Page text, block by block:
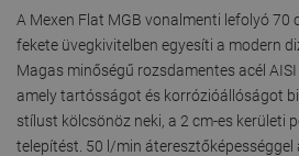
A Mexen Flat MGB vonalmenti lefolyó 70
fekete üvegkivitelben egyesíti a modern
Magas minőségű rozsdamentes acél
amely tartósságot és korrózióállóságot
stílust kölcsönöz neki, a 2 cm-es kerületi
telepítést. 50 l/min áteresztőképességgel